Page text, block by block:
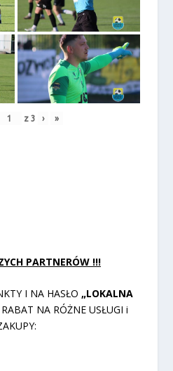
z 3 › »
PARTNERÓW !!!
I NA HASŁO „LOKALNA
NA RÓŻNE USŁUGI i